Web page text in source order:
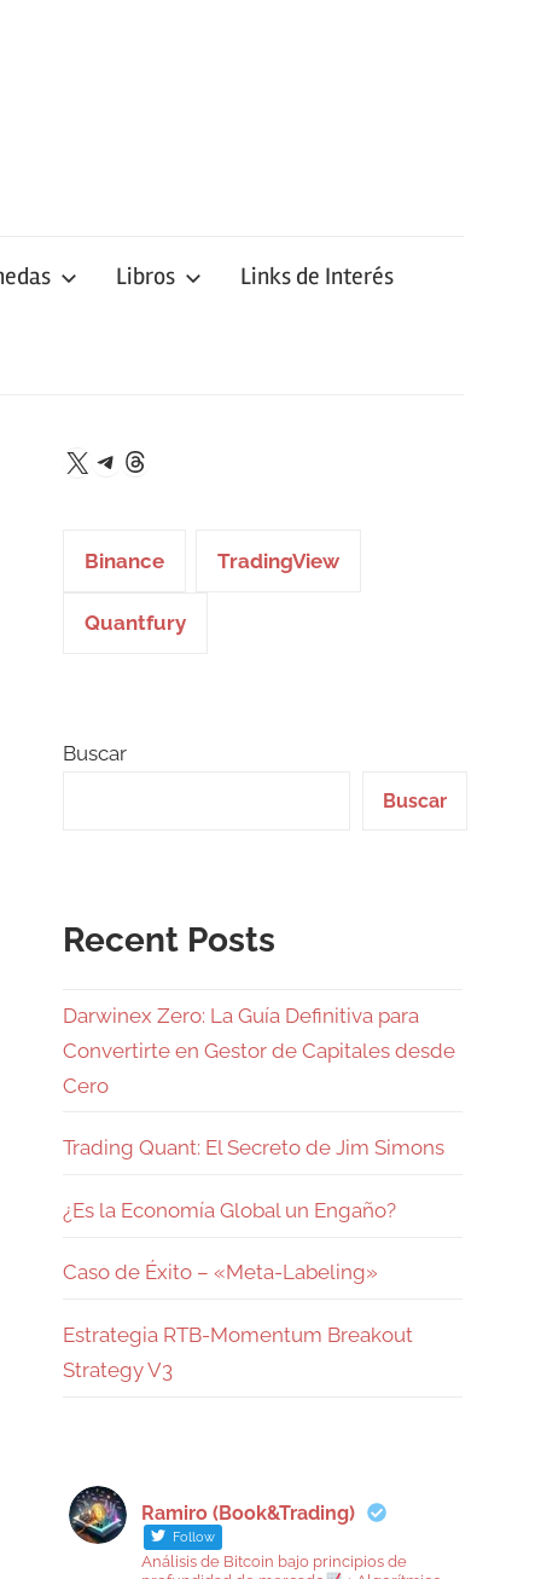
Libros Links de Interés
X Telegram
Threads
Binance TradingView
Quantfury
Buscar
Buscar
Recent Posts
Darwinex Zero: La Guía Definitiva para
Convertirte en Gestor de Capitales desde
Cero
Trading Quant: El Secreto de Jim Simons
¿Es la Economía Global un Engaño?
Caso de Éxito – «Meta-Labeling»
Estrategia RTB-Momentum Breakout
Strategy V3
Ramiro (Book&Trading)
Follow
Análisis de Bitcoin bajo principios de